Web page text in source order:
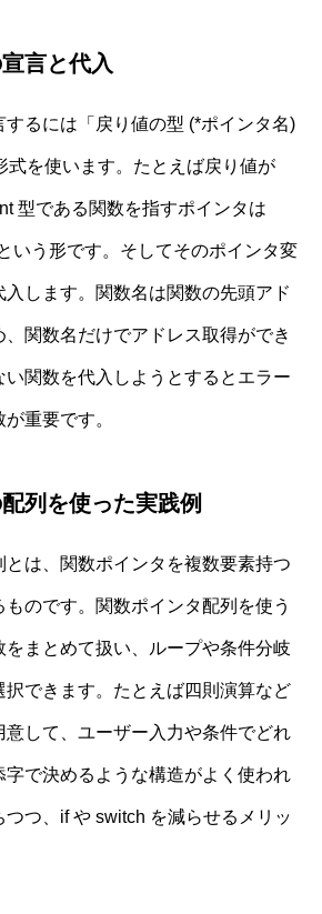
言と代入
するには「戻り値の型 (*ポインタ名)
を使います。たとえば戻り値が
型である関数を指すポインタは
いう形です。そしてそのポインタ変
します。関数名は関数の先頭アド
、関数名だけでアドレス取得ができ
い関数を代入しようとするとエラー
重要です。
列を使った実践例
とは、関数ポインタを複数要素持つ
のです。関数ポインタ配列を使う
をまとめて扱い、ループや条件分岐
択できます。たとえば四則演算など
意して、ユーザー入力や条件でどれ
字で決めるような構造がよく使われ
つつ、if や switch を減らせるメリッ